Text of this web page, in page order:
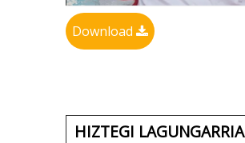
Download
HIZTEGI LAGUNGARRIA